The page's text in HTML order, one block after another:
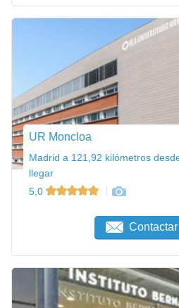
UR Moncloa
Madrid a 121,92 kilómetros
llegar
5,0
Contactar